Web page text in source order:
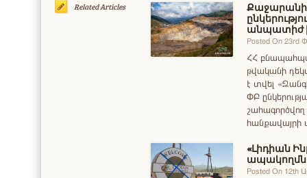
Related Articles
Քաջարանի
անպատիժ
Posted On 23rd
ՀՀ
թվականի
է տվել
ՓԲ
հանքավայրի
«Լիդիան
Posted On 12th